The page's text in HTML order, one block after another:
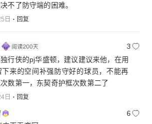
不了防守端的困难。
日 回复
3
行侠的pj华盛顿，建议建议来他，在用
来的空间补强防守好的球员，不能再
数第一，东契奇护框次数第二了
日 回复
6